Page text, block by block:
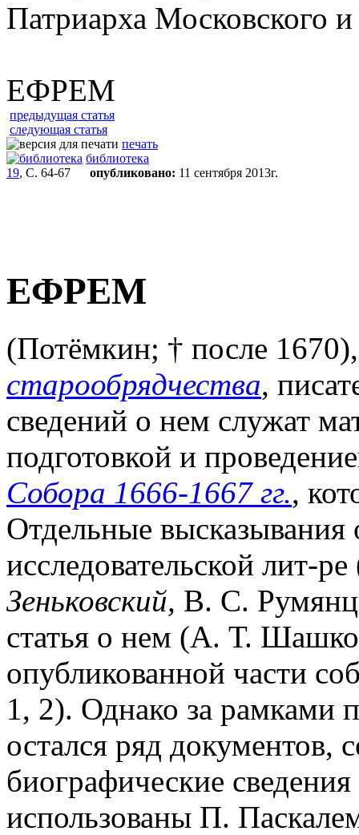
Патриарха Московского
ЕФРЕМ
предыдущая статья
следующая статья
печать
библиотека
19, С. 64-67 опубликовано: 11 сентября 2013г.
ЕФРЕМ
(Потёмкин; † после 1670),
старообрядчества,
сведений о нем служат
подготовкой и
Собора 1666-1667 гг.,
Отдельные
исследовательской лит-
Зеньковский, В. С.
статья о нем (А. Т.
опубликованной части
1, 2). Однако за
остался ряд
биографические
использованы П.